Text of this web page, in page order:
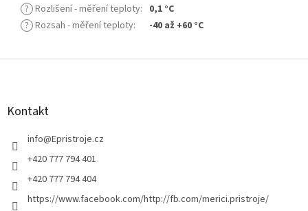
? Rozlišení - měření teploty: 0,1 °C
? Rozsah - měření teploty: -40 až +60 °C
Z
Kontakt
info@Epristroje.cz
+420 777 794 401
+420 777 794 404
https://www.facebook.com/http://fb.com/merici.pristroje/